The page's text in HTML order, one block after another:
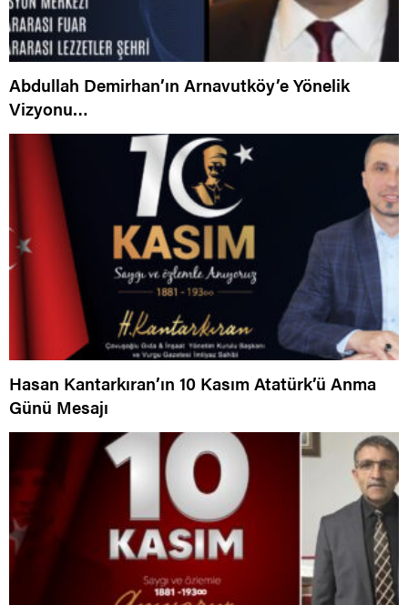
Abdullah Demirhan’ın Arnavutköy’e Yönelik
Vizyonu…
Hasan Kantarkıran’ın 10 Kasım Atatürk’ü Anma
Günü Mesajı